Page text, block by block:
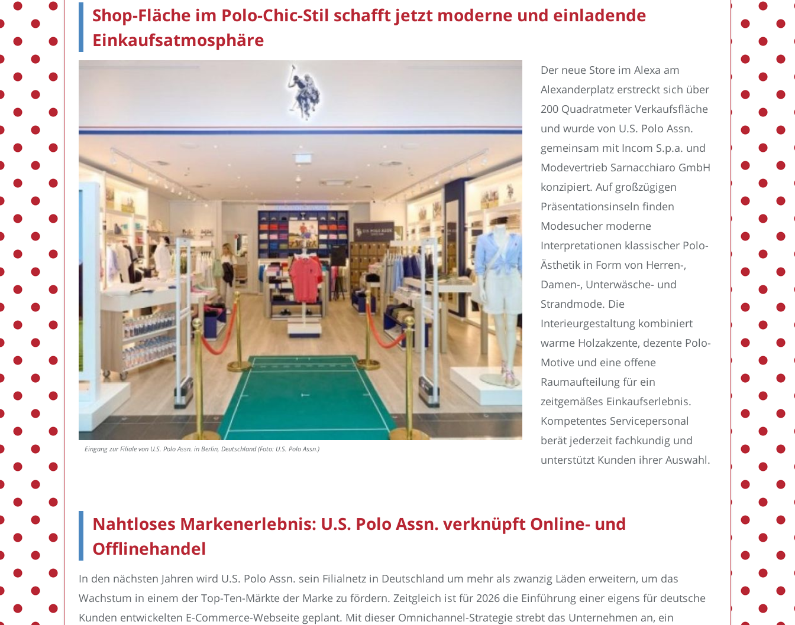
Shop-Fläche im Polo-Chic-Stil schafft jetzt moderne und einladende
Einkaufsatmosphäre
Eingang zur Filiale von U.S. Polo Assn. in Berlin, Deutschland (Foto: U.S. Polo Assn.)
Der neue Store im Alexa am
Alexanderplatz erstreckt sich über
200 Quadratmeter Verkaufsfläche
und wurde von U.S. Polo Assn.
gemeinsam mit Incom S.p.a. und
Modevertrieb Sarnacchiaro GmbH
konzipiert. Auf großzügigen
Präsentationsinseln finden
Modesucher moderne
Interpretationen klassischer Polo-
Ästhetik in Form von Herren-,
Damen-, Unterwäsche- und
Strandmode. Die
Interieurgestaltung kombiniert
warme Holzakzente, dezente Polo-
Motive und eine offene
Raumaufteilung für ein
zeitgemäßes Einkaufserlebnis.
Kompetentes Servicepersonal
berät jederzeit fachkundig und
unterstützt Kunden ihrer Auswahl.
Nahtloses Markenerlebnis: U.S. Polo Assn. verknüpft Online- und
Offlinehandel
In den nächsten Jahren wird U.S. Polo Assn. sein Filialnetz in Deutschland um mehr als zwanzig Läden erweitern, um das
Wachstum in einem der Top-Ten-Märkte der Marke zu fördern. Zeitgleich ist für 2026 die Einführung einer eigens für deutsche
Kunden entwickelten E-Commerce-Webseite geplant. Mit dieser Omnichannel-Strategie strebt das Unternehmen an, ein